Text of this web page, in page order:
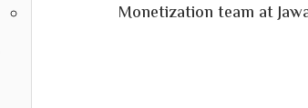
Monetization team at